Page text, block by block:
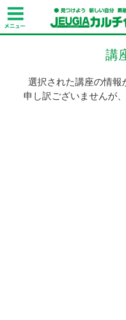
講
選択された講座の情報
申し訳ございませんが